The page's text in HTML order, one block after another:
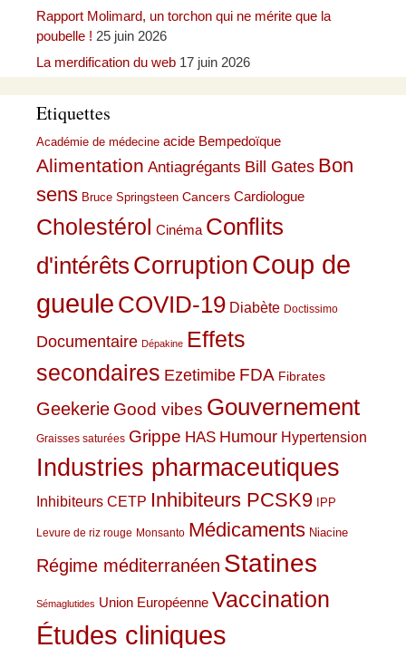
Rapport Molimard, un torchon qui ne mérite que la
poubelle ! 25 juin 2026
La merdification du web 17 juin 2026
Etiquettes
Académie de médecine acide Bempedoïque
Alimentation Antiagrégants Bill Gates Bon
sens Bruce Springsteen Cancers Cardiologue
Cholestérol Cinéma Conflits
d'intérêts CorruptionCoup de
gueule COVID-19 Diabète Doctissimo
Documentaire Dépakine Effets
secondaires Ezetimibe FDA Fibrates
Geekerie Good vibes Gouvernement
Graisses saturées Grippe HAS Humour Hypertension
Industries pharmaceutiques
Inhibiteurs CETP Inhibiteurs PCSK9 IPP
Levure de riz rouge Monsanto Médicaments Niacine
Régime méditerranéen Statines
Sémaglutides Union Européenne Vaccination
Études cliniques